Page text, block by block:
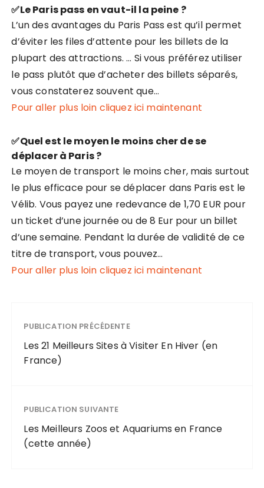
✅Le Paris pass en vaut-il la peine ?
L’un des avantages du Paris Pass est qu’il permet
d’éviter les files d’attente pour les billets de la
plupart des attractions. … Si vous préférez utiliser
le pass plutôt que d’acheter des billets séparés,
vous constaterez souvent que…
Pour aller plus loin cliquez ici maintenant
✅Quel est le moyen le moins cher de se
déplacer à Paris ?
Le moyen de transport le moins cher, mais surtout
le plus efficace pour se déplacer dans Paris est le
Vélib. Vous payez une redevance de 1,70 EUR pour
un ticket d’une journée ou de 8 Eur pour un billet
d’une semaine. Pendant la durée de validité de ce
titre de transport, vous pouvez…
Pour aller plus loin cliquez ici maintenant
PUBLICATION PRÉCÉDENTE
Les 21 Meilleurs Sites à Visiter En Hiver (en
France)
PUBLICATION SUIVANTE
Les Meilleurs Zoos et Aquariums en France
(cette année)